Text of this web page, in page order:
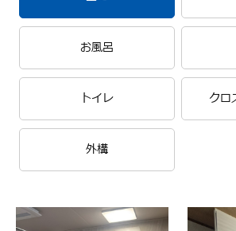
お風呂
トイレ クロ
外構